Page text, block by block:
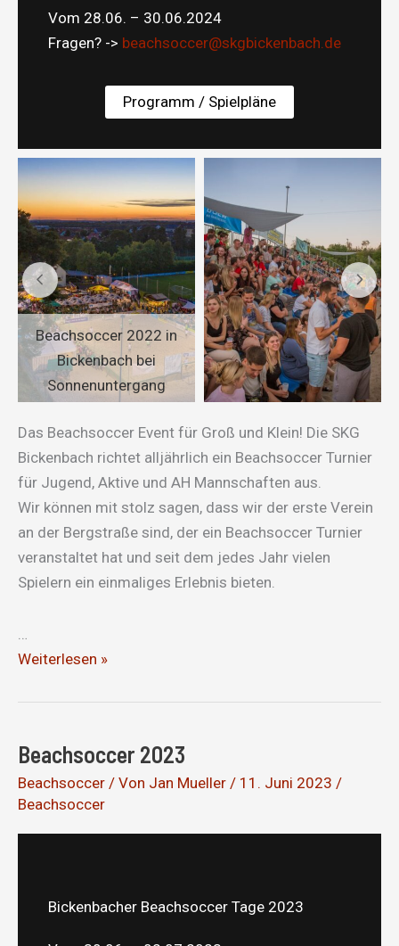
Vom 28.06. – 30.06.2024
Fragen? -> beachsoccer@skgbickenbach.de
Programm / Spielpläne
Beachsoccer 2022 in
Bickenbach bei
Sonnenuntergang
Das Beachsoccer Event für Groß und Klein! Die SKG
Bickenbach richtet alljährlich ein Beachsoccer Turnier
für Jugend, Aktive und AH Mannschaften aus.
Wir können mit stolz sagen, dass wir der erste Verein
an der Bergstraße sind, der ein Beachsoccer Turnier
veranstaltet hat und seit dem jedes Jahr vielen
Spielern ein einmaliges Erlebnis bieten.
Beachsoccer
Weiterlesen »
Beachsoccer 2023
Beachsoccer / Von Jan Mueller / 11. Juni 2023 /
Beachsoccer
Bickenbacher Beachsoccer Tage 2023